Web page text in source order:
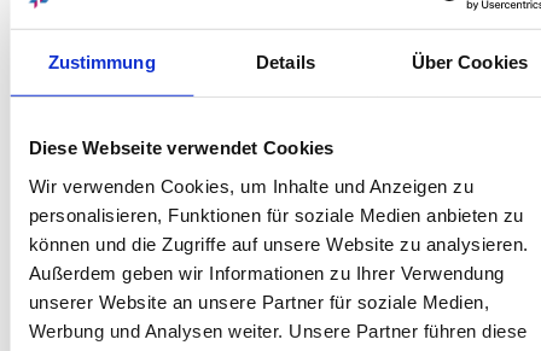
Zustimmung Details Über Cookies
Diese Webseite verwendet Cookies
Wir verwenden Cookies, um Inhalte und Anzeigen zu
personalisieren, Funktionen für soziale Medien anbieten zu
können und die Zugriffe auf unsere Website zu analysieren.
Außerdem geben wir Informationen zu Ihrer Verwendung
unserer Website an unsere Partner für soziale Medien,
Werbung und Analysen weiter. Unsere Partner führen diese
0711 991-3335
Postanschrift